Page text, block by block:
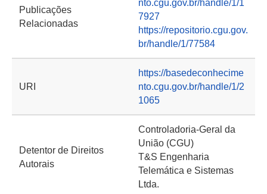
Publicações
Relacionadas
nto.cgu.gov.br/handle/1/1
7927
https://repositorio.cgu.gov.
br/handle/1/77584
URI
https://basedeconhecime
nto.cgu.gov.br/handle/1/2
1065
Detentor de Direitos
Autorais
Controladoria-Geral da
União (CGU)
T&S Engenharia
Telemática e Sistemas
Ltda.